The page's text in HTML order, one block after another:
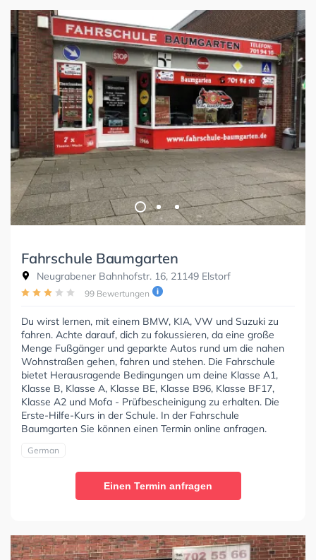
Fahrschule Baumgarten
Neugrabener Bahnhofstr. 16, 21149 Elstorf
99 Bewertungen
Du wirst lernen, mit einem BMW, KIA, VW und Suzuki zu
fahren. Achte darauf, dich zu fokussieren, da eine große
Menge Fußgänger und geparkte Autos rund um die nahen
Wohnstraßen gehen, fahren und stehen. Die Fahrschule
bietet Herausragende Bedingungen um deine Klasse A1,
Klasse B, Klasse A, Klasse BE, Klasse B96, Klasse BF17,
Klasse A2 und Mofa - Prüfbescheinigung zu erhalten. Die
Erste-Hilfe-Kurs in der Schule. In der Fahrschule
Baumgarten Sie können einen Termin online anfragen.
German
Einen Termin anfragen